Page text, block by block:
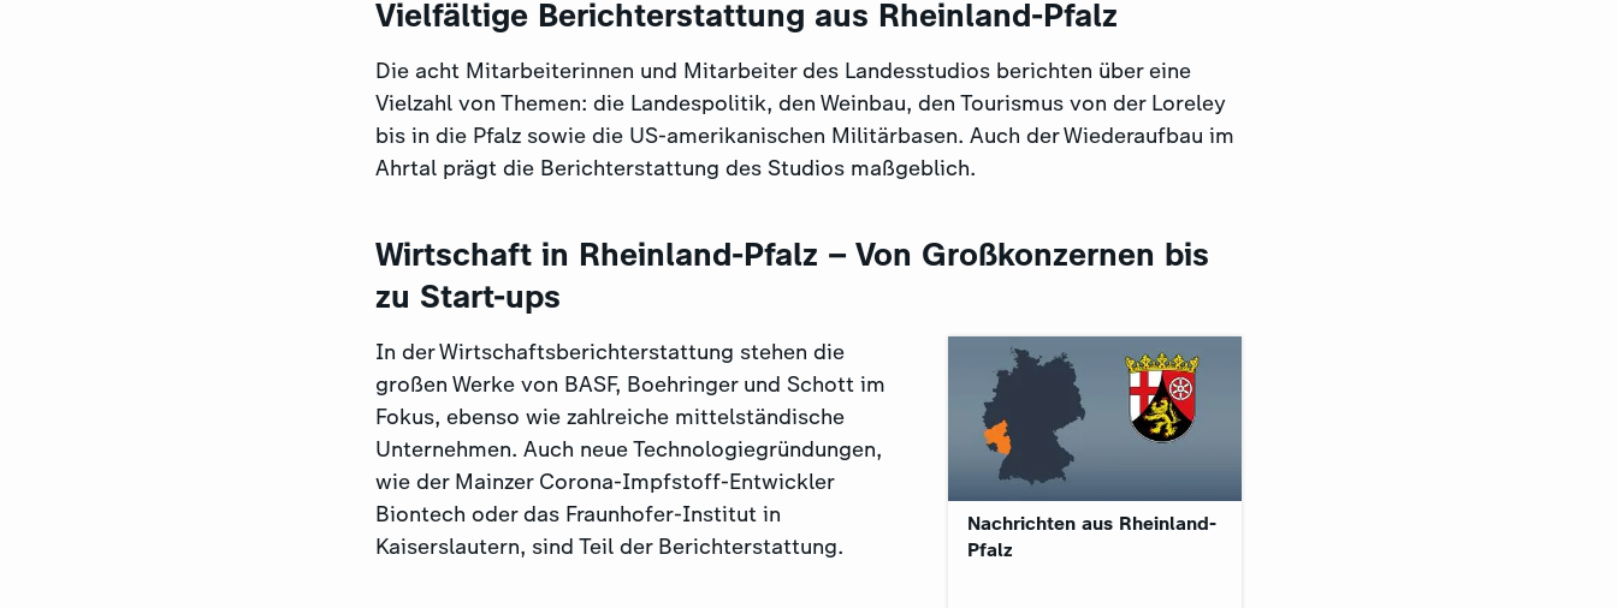
Vielfältige Berichterstattung aus Rheinland-Pfalz
Die acht Mitarbeiterinnen und Mitarbeiter des Landesstudios berichten über eine
Vielzahl von Themen: die Landespolitik, den Weinbau, den Tourismus von der Loreley
bis in die Pfalz sowie die US-amerikanischen Militärbasen. Auch der Wiederaufbau im
Ahrtal prägt die Berichterstattung des Studios maßgeblich.
Wirtschaft in Rheinland-Pfalz – Von Großkonzernen bis
zu Start-ups
Nachrichten aus Rheinland-
Pfalz
In der Wirtschaftsberichterstattung stehen die
großen Werke von BASF, Boehringer und Schott im
Fokus, ebenso wie zahlreiche mittelständische
Unternehmen. Auch neue Technologiegründungen,
wie der Mainzer Corona-Impfstoff-Entwickler
Biontech oder das Fraunhofer-Institut in
Kaiserslautern, sind Teil der Berichterstattung.